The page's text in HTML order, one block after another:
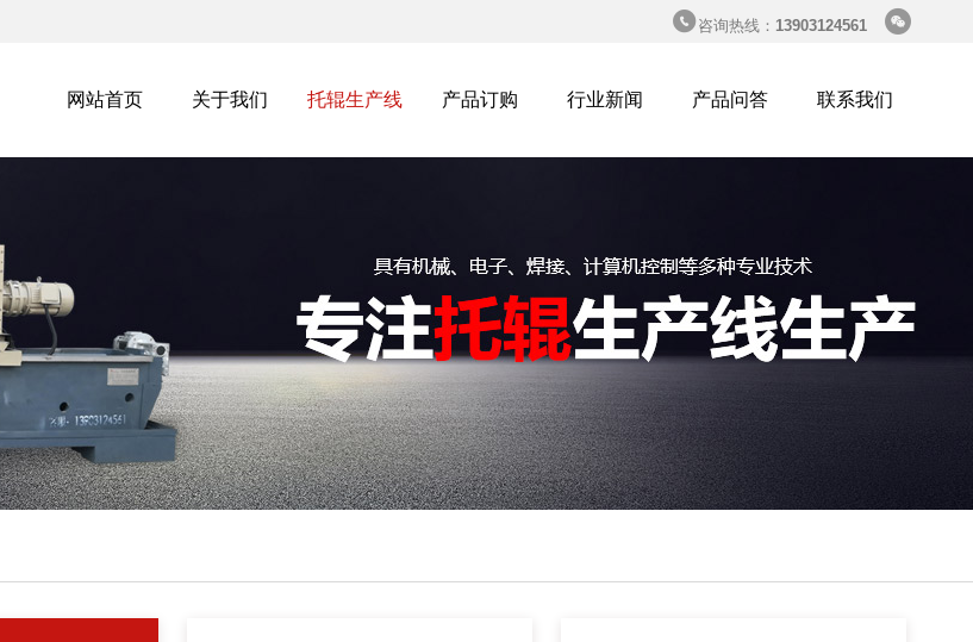
咨询热线： 13903124561 
网站首页 关于我们 托辊生产线 产品订购 行业新闻 产品问答 联系我们